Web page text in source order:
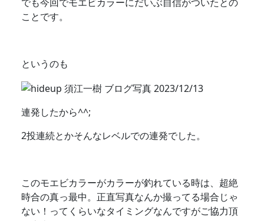
ことです。
というのも
連発したから^^;
2投連続とかそんなレベルでの連発でした。
このモエビカラーがカラーが釣れている時は、超絶
時合の真っ最中。正直写真なんか撮ってる場合じゃ
ない！ってくらいなタイミングなんですがご協力頂